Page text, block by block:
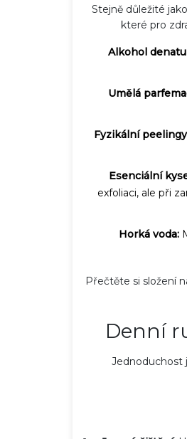
Stejně důležité
které pro
Alkohol
Umělá
Fyzikální
Esenciální
exfoliaci, ale při
Horká voda:
Přečtěte si složení
Denní
Jednoduchost